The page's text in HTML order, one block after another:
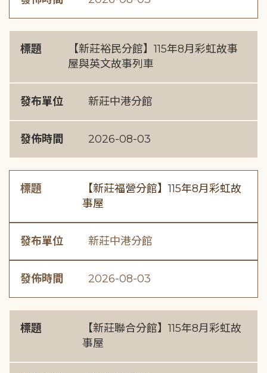
標題
【新莊裕民分館】115年8月彩虹故事
屋與英文故事列車
發布單位 新莊中港分館
發佈時間 2026-08-03
標題
【新莊福營分館】115年8月彩虹故
事屋
發布單位 新莊中港分館
發佈時間 2026-08-03
標題
【新莊聯合分館】115年8月彩虹故
事屋